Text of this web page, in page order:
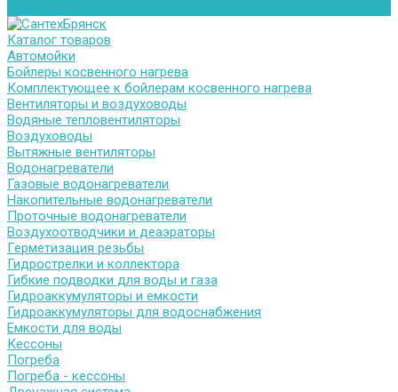
Каталог товаров
Автомойки
Бойлеры косвенного нагрева
Комплектующее к бойлерам косвенного нагрева
Вентиляторы и воздуховоды
Водяные тепловентиляторы
Воздуховоды
Вытяжные вентиляторы
Водонагреватели
Газовые водонагреватели
Накопительные водонагреватели
Проточные водонагреватели
Воздухоотводчики и деаэраторы
Герметизация резьбы
Гидрострелки и коллектора
Гибкие подводки для воды и газа
Гидроаккумуляторы и емкости
Гидроаккумуляторы для водоснабжения
Емкости для воды
Кессоны
Погреба
Погреба - кессоны